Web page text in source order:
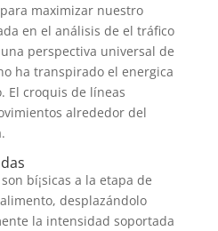
maximizar nuestro
en el análisis de el tráfico
perspectiva universal de
ha transpirado el energica
El croquis de líneas
alrededor del
bí¡sicas a la etapa de
desplazándolo
la intensidad soportada